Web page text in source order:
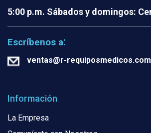
5:00 p.m. Sábados y domingos:
Escríbenos a:
ventas@r-requiposmedicos.com
Información
La Empresa